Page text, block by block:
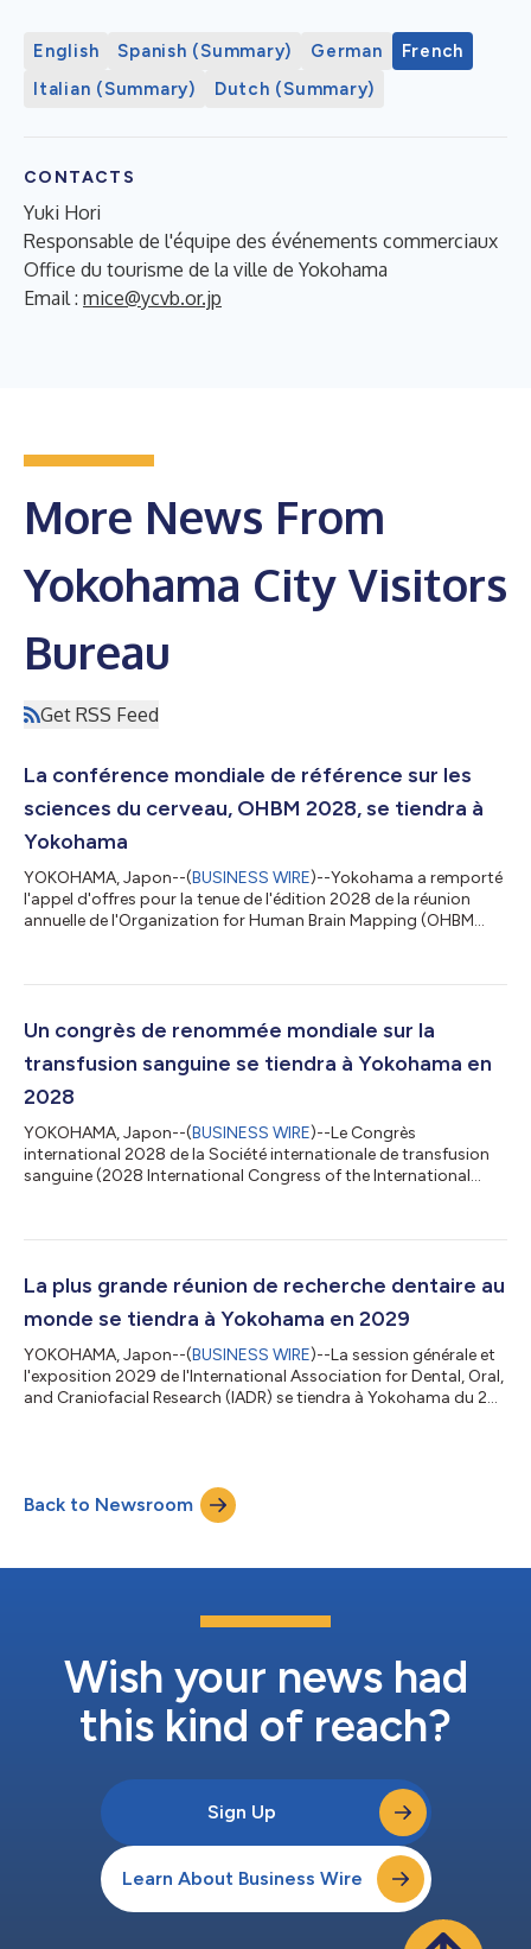
English Spanish (Summary) German
French
Italian (Summary)
Dutch (Summary)
CONTACTS
Yuki Hori
Responsable de l'équipe des événements commerciaux
Office du tourisme de la ville de Yokohama
Email : mice@ycvb.or.jp
More News From
Yokohama City Visitors
Bureau
Get RSS Feed
La conférence mondiale de référence sur les
sciences du cerveau, OHBM 2028, se tiendra à
Yokohama
YOKOHAMA, Japon--(BUSINESS WIRE)--Yokohama a remporté
l'appel d'offres pour la tenue de l'édition 2028 de la réunion
annuelle de l'Organization for Human Brain Mapping (OHBM
la ville en tant que pôle mondial pour les congrès internationaux
Yokohama du 18 au 22 juin et marquera la deuxième fois
seulement que ce...
Un congrès de renommée mondiale sur la
transfusion sanguine se tiendra à Yokohama en
2028
YOKOHAMA, Japon--(BUSINESS WIRE)--Le Congrès
international 2028 de la Société internationale de transfusion
sanguine (2028 International Congress of the International
l’ISBT et la Japan Society of Transfusion Medicine and Cell
l’événement au Japon après 19 ans, après trois congrès déjà
tenus dans le pays, dont deux internationaux (196...
La plus grande réunion de recherche dentaire au
monde se tiendra à Yokohama en 2029
YOKOHAMA, Japon--(BUSINESS WIRE)--La session générale et
l'exposition 2029 de l'International Association for Dental, Oral,
and Craniofacial Research (IADR) se tiendra à Yokohama du 27
l'IADR. En partenariat avec la ville de Yokohama et
l’Organisation nationale japonaise du tourisme (JNTO), la
candidature de l'Office du...
Back to Newsroom
Wish your news had
this kind of reach?
Sign Up
Learn About Business Wire